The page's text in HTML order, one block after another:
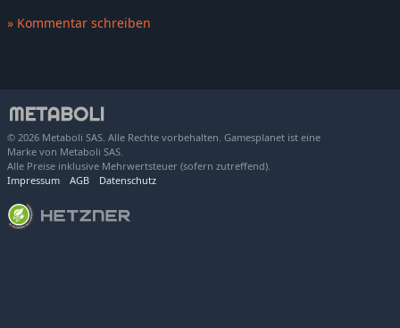
» Kommentar schreiben
© 2026 Metaboli SAS. Alle Rechte vorbehalten. Gamesplanet ist eine
Marke von Metaboli SAS.
Alle Preise inklusive Mehrwertsteuer (sofern zutreffend).
Impressum
AGB Datenschutz